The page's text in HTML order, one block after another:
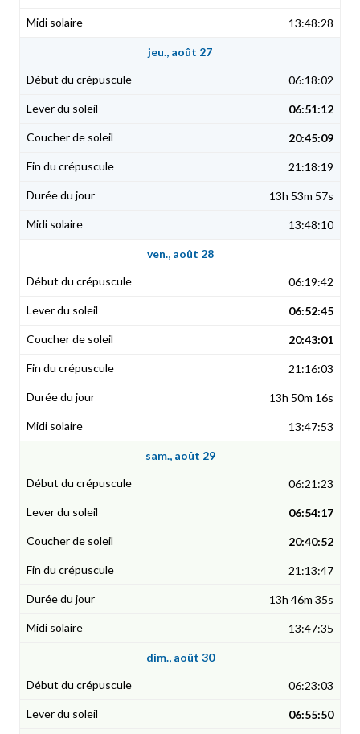
13:48:28
jeu., août 27
06:18:02
06:51:12
20:45:09
21:18:19
13h 53m 57s
13:48:10
ven., août 28
06:19:42
06:52:45
20:43:01
21:16:03
13h 50m 16s
13:47:53
sam., août 29
06:21:23
06:54:17
20:40:52
21:13:47
13h 46m 35s
13:47:35
dim., août 30
06:23:03
06:55:50